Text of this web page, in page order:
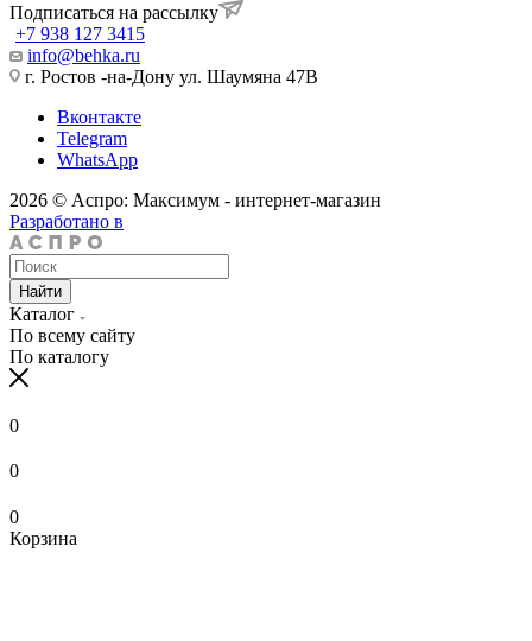
Подписаться на рассылку
+7 938 127 3415
info@behka.ru
г. Ростов -на-Дону ул. Шаумяна 47В
Вконтакте
Telegram
WhatsApp
2026 © Аспро: Максимум - интернет-магазин
Разработано в
Найти
Каталог
По всему сайту
По каталогу
0
0
0
Корзина